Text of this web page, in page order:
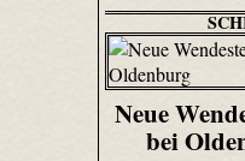
Neue
bei